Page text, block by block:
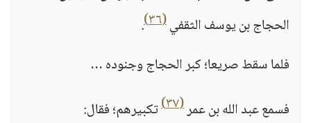
الحجاج بن يوسف الثقفي(٣٦)
.
فلما سقط صريعا؛ كبر الحجاج وجنوده …
فسمع عبد الله بن عمر(٣٧)
تكبيرهم؛ فقال: